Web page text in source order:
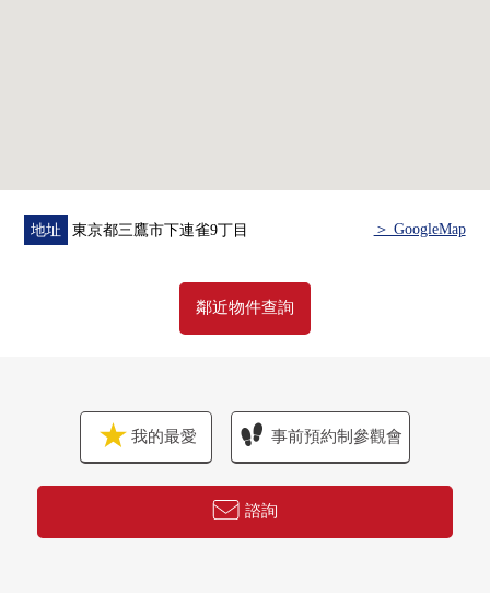
・ 有隱私被保持的專用門
■ 在找想要的家方面給予幫助的━━━━━・・・
地址 東京都三鷹市下連雀9丁目 ＞ GoogleMap
鄰近物件查詢
我的最愛 事前預約制參觀會
諮詢